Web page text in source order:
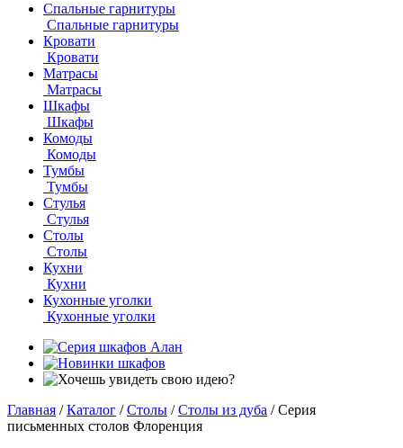
Спальные гарнитуры
Спальные гарнитуры
Кровати
Кровати
Матрасы
Матрасы
Шкафы
Шкафы
Комоды
Комоды
Тумбы
Тумбы
Стулья
Стулья
Столы
Столы
Кухни
Кухни
Кухонные уголки
Кухонные уголки
Главная / Каталог / Столы / Столы из дуба / Серия
письменных столов Флоренция